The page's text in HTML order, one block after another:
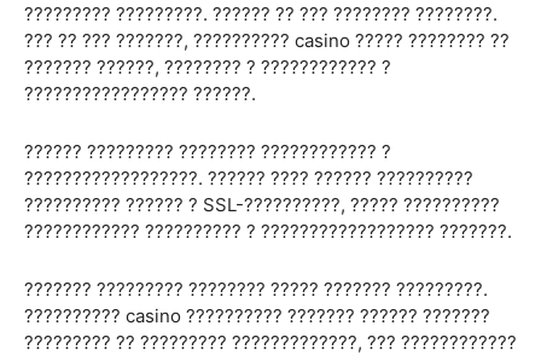
????????? ?????????. ?????? ?? ??? ???????? ????????.
??? ?? ??? ???????, ?????????? casino ????? ???????? ??
??????? ??????, ???????? ? ???????????? ?
????????????????? ??????.
?????? ????????? ???????? ???????????? ?
??????????????????. ?????? ???? ?????? ??????????
?????????? ?????? ? SSL-??????????, ????? ??????????
???????????? ?????????? ? ?????????????????? ???????.
??????? ????????? ???????? ????? ??????? ?????????.
?????????? casino ?????????? ??????? ?????? ???????
????????? ?? ????????? ?????????????, ??? ????????????